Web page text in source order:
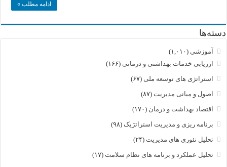
ادامه مطلب »
دسته‌ها
آموزشی (۱,۰۱۰)
ارزیابی خدمات بهداشتی و درمانی (۱۶۶)
استراتژی های توسعه ملی (۶۷)
اصول و مبانی مدیریت (۸۷)
اقتصاد بهداشت و درمان (۱۷۰)
برنامه ریزی و مدیریت استراتژیک (۹۸)
تحلیل تئوری های مدیریت (۲۴)
تحلیل عملکرد و برنامه های نظام سلامت (۱۷)